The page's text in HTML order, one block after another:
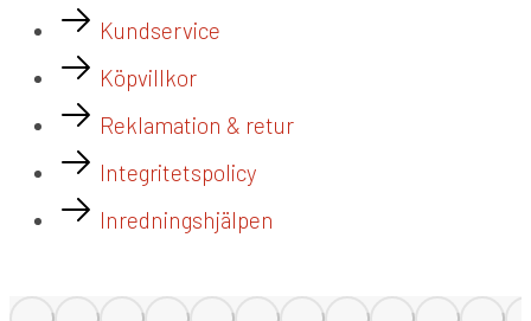
Kundservice
Köpvillkor
Reklamation & retur
Integritetspolicy
Inredningshjälpen